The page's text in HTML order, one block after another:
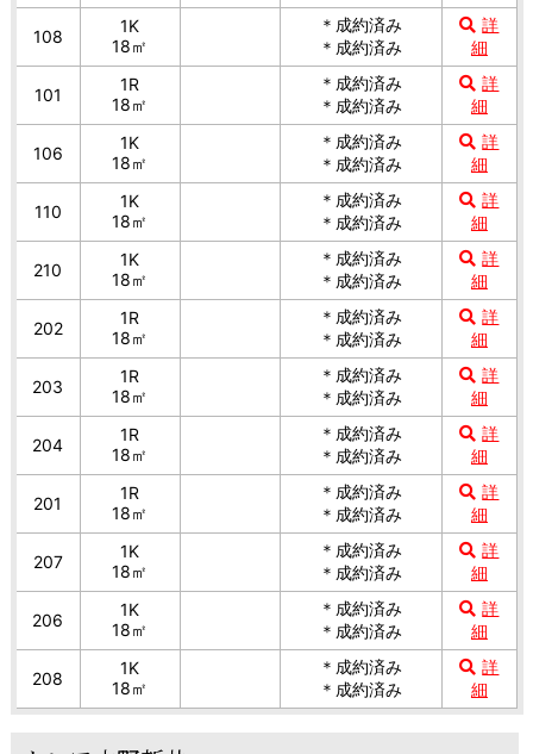
108
1K
18㎡
＊成約済み
＊成約済み
詳
細
101
1R
18㎡
＊成約済み
＊成約済み
詳
細
106
1K
18㎡
＊成約済み
＊成約済み
詳
細
110
1K
18㎡
＊成約済み
＊成約済み
詳
細
210
1K
18㎡
＊成約済み
＊成約済み
詳
細
202
1R
18㎡
＊成約済み
＊成約済み
詳
細
203
1R
18㎡
＊成約済み
＊成約済み
詳
細
204
1R
18㎡
＊成約済み
＊成約済み
詳
細
201
1R
18㎡
＊成約済み
＊成約済み
詳
細
207
1K
18㎡
＊成約済み
＊成約済み
詳
細
206
1K
18㎡
＊成約済み
＊成約済み
詳
細
208
1K
18㎡
＊成約済み
＊成約済み
詳
細